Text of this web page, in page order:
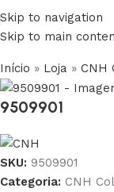
Skip to navigation
Skip to main
Início » Loja » CNH
9509901
SKU: 9509901
Categoria: CNH